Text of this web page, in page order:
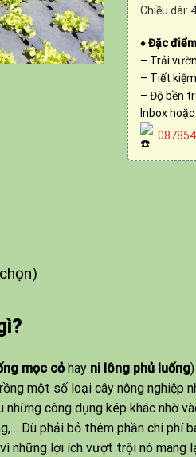
Chiều dài:
♦Đặc
– Trải
– Tiết
– Độ bền
Inbox
mọc cỏhayni lông phủ luống
một số loại cây nông nghiệp
những công dụng kép khác nhờ
Dù phải bỏ thêm phần chi phí
những lợi ích vượt trội nó mang